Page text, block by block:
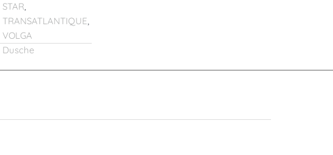
STAR,
TRANSATLANTIQUE,
VOLGA
Dusche